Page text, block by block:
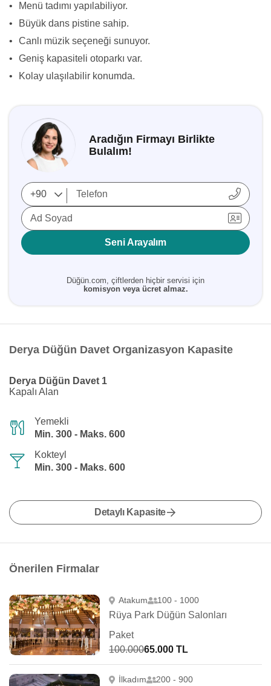
•
Menü tadımı yapılabiliyor.
•
Büyük dans pistine sahip.
•
Canlı müzik seçeneği sunuyor.
•
Geniş kapasiteli otoparkı var.
•
Kolay ulaşılabilir konumda.
Aradığın Firmayı Birlikte
Bulalım!
Ad Soyad
Seni Arayalım
Düğün.com, çiftlerden hiçbir servisi için
komisyon veya ücret almaz.
Derya Düğün Davet Organizasyon Kapasite
Derya Düğün Davet 1
Kapalı Alan
Yemekli
Min. 300 - Maks. 600
Kokteyl
Min. 300 - Maks. 600
Detaylı Kapasite
Önerilen Firmalar
Atakum 100 - 1000
Rüya Park Düğün Salonları
Paket
100.00065.000 TL
İlkadım 200 - 900